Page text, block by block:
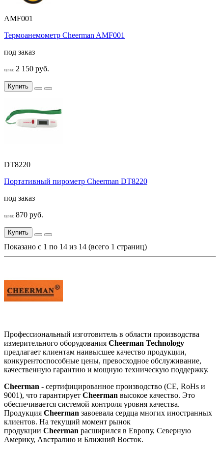
AMF001
Термоанемометр Cheerman AMF001
под заказ
цена: 2 150 руб.
Купить
DT8220
Портативный пирометр Cheerman DT8220
под заказ
цена: 870 руб.
Купить
Показано с 1 по 14 из 14 (всего 1 страниц)
Профессиональный изготовитель в области производства
измерительного оборудования Cheerman Technology
предлагает клиентам наивысшее качество продукции,
конкурентоспособные цены, превосходное обслуживание,
качественную гарантию и мощную техническую поддержку.
Cheerman - сертифицированное производство (CE, RoHs и
9001), что гарантирует Cheerman высокое качество. Это
обеспечивается системой контроля уровня качества.
Продукция Cheerman завоевала сердца многих иностранных
клиентов. На текущий момент рынок
продукции Cheerman расширился в Европу, Северную
Америку, Австралию и Ближний Восток.